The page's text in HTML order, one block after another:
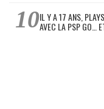
IL Y A 17 ANS,
AVEC LA PSP GO…